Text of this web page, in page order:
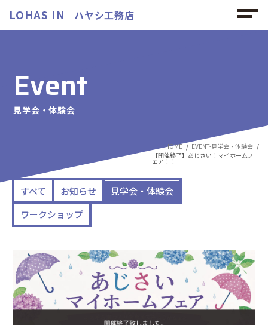
LOHAS IN ハヤシ工務店
Event
見学会・体験会
すべて お知らせ
見学会・体験会
ワークショップ
HOME
EVENT-見学会・体験会
【開催終了】あじさい！マイホームフ
ェア！！